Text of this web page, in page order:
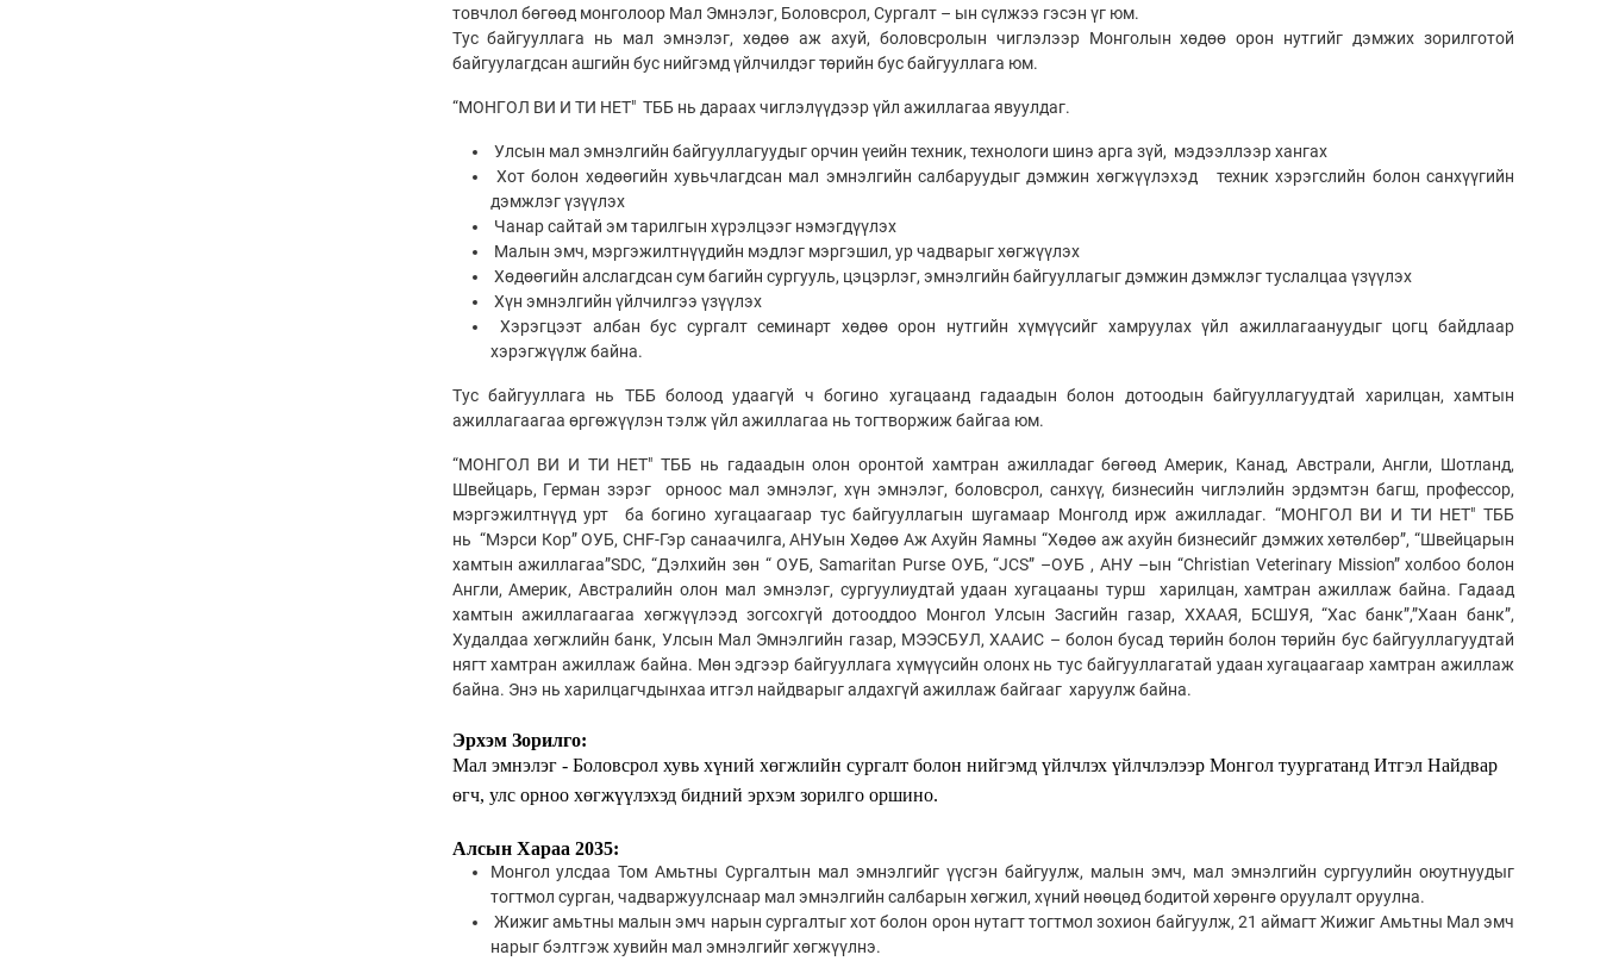
товчлол бөгөөд монголоор Мал Эмнэлэг, Боловсрол, Сургалт – ын сүлжээ гэсэн үг юм.
Тус байгууллага нь мал эмнэлэг, хөдөө аж ахуй, боловсролын чиглэлээр Монголын хөдөө орон нутгийг дэмжих зорилготой
байгуулагдсан ашгийн бус нийгэмд үйлчилдэг төрийн бус байгууллага юм.
“МОНГОЛ ВИ И ТИ НЕТ" ТББ нь дараах чиглэлүүдээр үйл ажиллагаа явуулдаг.
Улсын мал эмнэлгийн байгууллагуудыг орчин үеийн техник, технологи шинэ арга зүй, мэдээллээр хангах
Хот болон хөдөөгийн хувьчлагдсан мал эмнэлгийн салбаруудыг дэмжин хөгжүүлэхэд техник хэрэгслийн болон санхүүгийн
дэмжлэг үзүүлэх
Чанар сайтай эм тарилгын хүрэлцээг нэмэгдүүлэх
Малын эмч, мэргэжилтнүүдийн мэдлэг мэргэшил, ур чадварыг хөгжүүлэх
Хөдөөгийн алслагдсан сум багийн сургууль, цэцэрлэг, эмнэлгийн байгууллагыг дэмжин дэмжлэг туслалцаа үзүүлэх
Хүн эмнэлгийн үйлчилгээ үзүүлэх
Хэрэгцээт албан бус сургалт семинарт хөдөө орон нутгийн хүмүүсийг хамруулах үйл ажиллагаануудыг цогц байдлаар
хэрэгжүүлж байна.
Тус байгууллага нь ТББ болоод удаагүй ч богино хугацаанд гадаадын болон дотоодын байгууллагуудтай харилцан, хамтын
ажиллагаагаа өргөжүүлэн тэлж үйл ажиллагаа нь тогтворжиж байгаа юм.
“МОНГОЛ ВИ И ТИ НЕТ" ТББ нь гадаадын олон оронтой хамтран ажилладаг бөгөөд Америк, Канад, Австрали, Англи, Шотланд,
Швейцарь, Герман зэрэг орноос мал эмнэлэг, хүн эмнэлэг, боловсрол, санхүү, бизнесийн чиглэлийн эрдэмтэн багш, профессор,
мэргэжилтнүүд урт ба богино хугацаагаар тус байгууллагын шугамаар Монголд ирж ажилладаг. “МОНГОЛ ВИ И ТИ НЕТ" ТББ
нь “Мэрси Кор” ОУБ, CHF-Гэр санаачилга, АНУын Хөдөө Аж Ахуйн Яамны “Хөдөө аж ахуйн бизнесийг дэмжих хөтөлбөр”, “Швейцарын
хамтын ажиллагаа”SDC, “Дэлхийн зөн “ ОУБ, Samaritan Purse ОУБ, “JCS” –ОУБ , АНУ –ын “Christian Veterinary Mission” холбоо болон
Англи, Америк, Австралийн олон мал эмнэлэг, сургуулиудтай удаан хугацааны турш харилцан, хамтран ажиллаж байна. Гадаад
хамтын ажиллагаагаа хөгжүүлээд зогсохгүй дотооддоо Монгол Улсын Засгийн газар, ХХААЯ, БСШУЯ, “Хас банк”,”Хаан банк”,
Худалдаа хөгжлийн банк, Улсын Мал Эмнэлгийн газар, МЭЭСБУЛ, ХААИС – болон бусад төрийн болон төрийн бус байгууллагуудтай
нягт хамтран ажиллаж байна. Мөн эдгээр байгууллага хүмүүсийн олонх нь тус байгууллагатай удаан хугацаагаар хамтран ажиллаж
байна. Энэ нь харилцагчдынхаа итгэл найдварыг алдахгүй ажиллаж байгааг харуулж байна.
Эрхэм Зорилго:
Мал эмнэлэг - Боловсрол хувь хүний хөгжлийн сургалт болон нийгэмд үйлчлэх үйлчлэлээр Монгол туургатанд Итгэл Найдвар
өгч, улс орноо хөгжүүлэхэд бидний эрхэм зорилго оршино.
Алсын Хараа 2035:
Монгол улсдаа Том Амьтны Сургалтын мал эмнэлгийг үүсгэн байгуулж, малын эмч, мал эмнэлгийн сургуулийн оюутнуудыг
тогтмол сурган, чадваржуулснаар мал эмнэлгийн салбарын хөгжил, хүний нөөцөд бодитой хөрөнгө оруулалт оруулна.
Жижиг амьтны малын эмч нарын сургалтыг хот болон орон нутагт тогтмол зохион байгуулж, 21 аймагт Жижиг Амьтны Мал эмч
нарыг бэлтгэж хувийн мал эмнэлгийг хөгжүүлнэ.